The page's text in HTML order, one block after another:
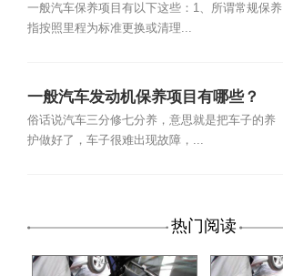
一般汽车保养项目有以下这些：1、所谓常规保养
指按照里程为标准更换或清理...
一般汽车发动机保养项目有哪些？
俗话说汽车三分修七分养，意思就是把车子的养
护做好了，车子很难出现故障，...
热门阅读